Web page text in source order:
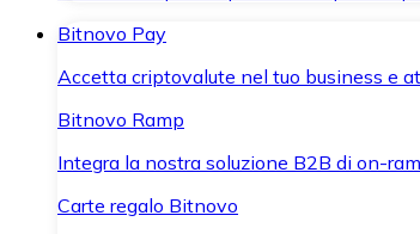
Bitnovo Pay
Accetta criptovalute nel tuo business e
Bitnovo Ramp
Integra la nostra soluzione B2B di on-
Carte regalo Bitnovo